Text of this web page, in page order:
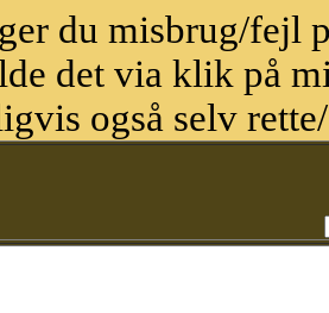
du misbrug/fejl
det via klik på
også selv